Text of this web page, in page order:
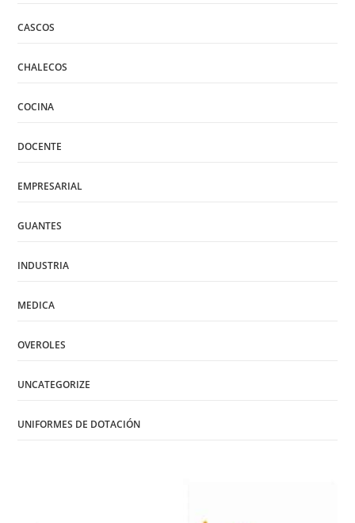
CASCOS
CHALECOS
COCINA
DOCENTE
EMPRESARIAL
GUANTES
INDUSTRIA
MEDICA
OVEROLES
UNCATEGORIZE
UNIFORMES DE DOTACIÓN